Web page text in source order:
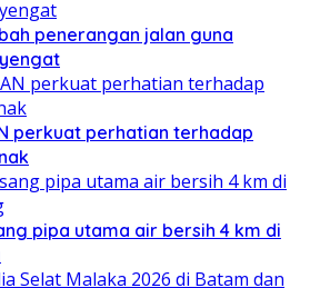
penerangan jalan guna
perkuat perhatian terhadap
pipa utama air bersih 4 km di